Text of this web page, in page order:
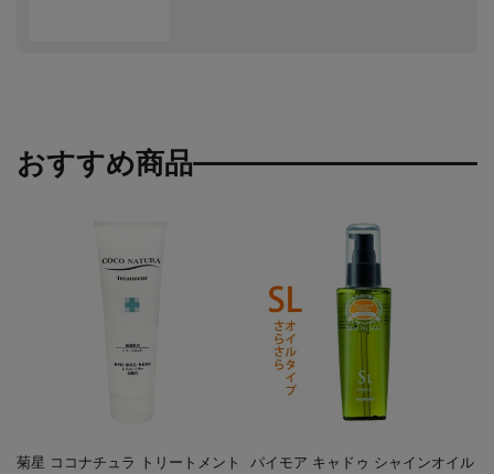
おすすめ商品
菊星 ココナチュラ トリートメント
パイモア キャドゥ シャインオイル